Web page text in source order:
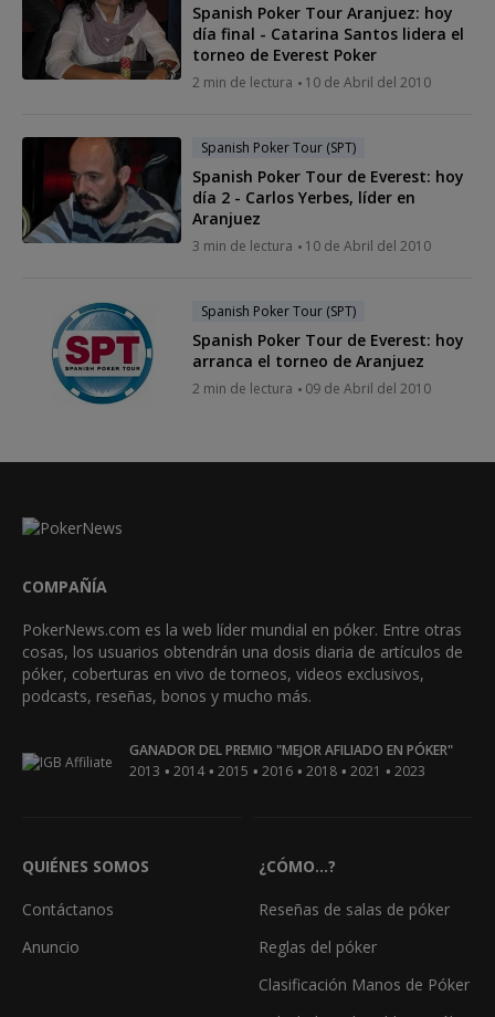
Spanish Poker Tour Aranjuez: hoy
día final - Catarina Santos lidera el
torneo de Everest Poker
2 min de lectura 10 de Abril del 2010
Spanish Poker Tour (SPT)
Spanish Poker Tour de Everest: hoy
día 2 - Carlos Yerbes, líder en
Aranjuez
3 min de lectura 10 de Abril del 2010
Spanish Poker Tour (SPT)
Spanish Poker Tour de Everest: hoy
arranca el torneo de Aranjuez
2 min de lectura 09 de Abril del 2010
COMPAÑÍA
PokerNews.com es la web líder mundial en póker. Entre otras
cosas, los usuarios obtendrán una dosis diaria de artículos de
póker, coberturas en vivo de torneos, videos exclusivos,
podcasts, reseñas, bonos y mucho más.
GANADOR DEL PREMIO "MEJOR AFILIADO EN PÓKER"
2013 • 2014 • 2015 • 2016 • 2018 • 2021 • 2023
QUIÉNES SOMOS
Contáctanos
Anuncio
¿CÓMO...?
Reseñas de salas de póker
Reglas del póker
Clasificación Manos de Póker